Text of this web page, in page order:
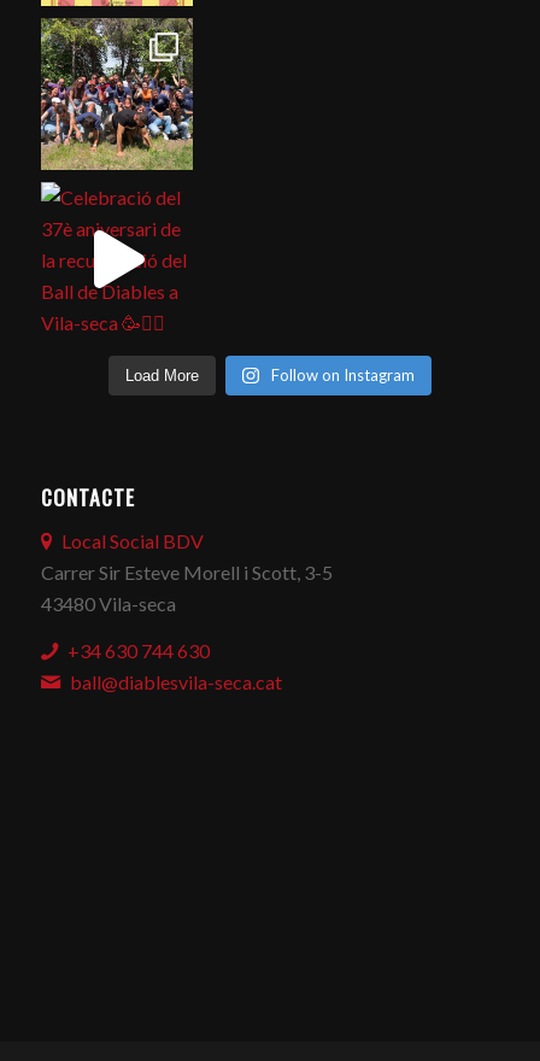
Load More Follow on Instagram
CONTACTE
Local Social BDV
Carrer Sir Esteve Morell i Scott, 3-5
43480 Vila-seca
+34 630 744 630
ball@diablesvila-seca.cat